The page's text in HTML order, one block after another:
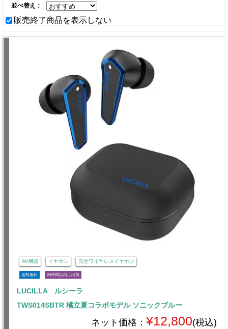
並べ替え：
販売終了商品を表示しない
AV機器 イヤホン 完全ワイヤレスイヤホン
送料無料 24時間以内に出荷
LUCILLA ルシーラ
TWS014SBTR 橘立夏コラボモデル ソニックブルー
ネット価格： ¥12,800(税込)